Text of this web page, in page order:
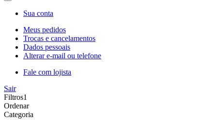
Sua conta
Meus pedidos
Trocas e cancelamentos
Dados pessoais
Alterar e-mail ou telefone
Fale com lojista
Sair
Filtros1
Ordenar
Categoria